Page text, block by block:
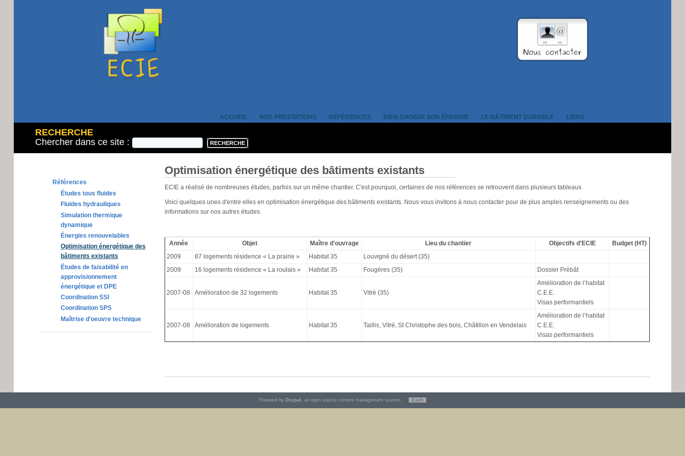
ACCUEIL NOS PRESTATIONS RÉFÉRENCES BIEN CHOISIR SON ÉNERGIE LE BÂTIMENT DURABLE LIENS
RECHERCHE
Chercher dans ce site :
Références
Études tous fluides
Fluides hydrauliques
Simulation thermique
dynamique
Énergies renouvelables
Optimisation énergétique des
bâtiments existants
Études de faisabilité en
approvisionnement
énergétique et DPE
Coordination SSI
Coordination SPS
Maîtrise d'oeuvre technique
Optimisation énergétique des bâtiments existants
ECIE a réalisé de nombreuses études, parfois sur un même chantier. C'est pourquoi, certaines de nos références se retrouvent dans plusieurs tableaux.
Voici quelques unes d'entre elles en optimisation énergétique des bâtiments existants. Nous vous invitons à nous contacter pour de plus amples renseignements ou des
informations sur nos autres études.
Année Objet Maître d'ouvrage Lieu du chantier Objectifs d'ECIE
Budget (HT)
2009
87 logements résidence « La prairie » Habitat 35
Louvigné du désert (35)
2009
16 logements résidence « La roulais » Habitat 35 Fougères (35) Dossier Prébât
2007-08 Amélioration de 32 logements Habitat 35 Vitré (35)
Amélioration de l’habitat
C.E.E.
Visas performantiels
2007-08 Amélioration de logements Habitat 35 Taillis, Vitré, St Christophe des bois, Châtillon en Vendelais
Amélioration de l’habitat
C.E.E.
Visas performantiels
Powered by Drupal , an open source content management system. iEarth